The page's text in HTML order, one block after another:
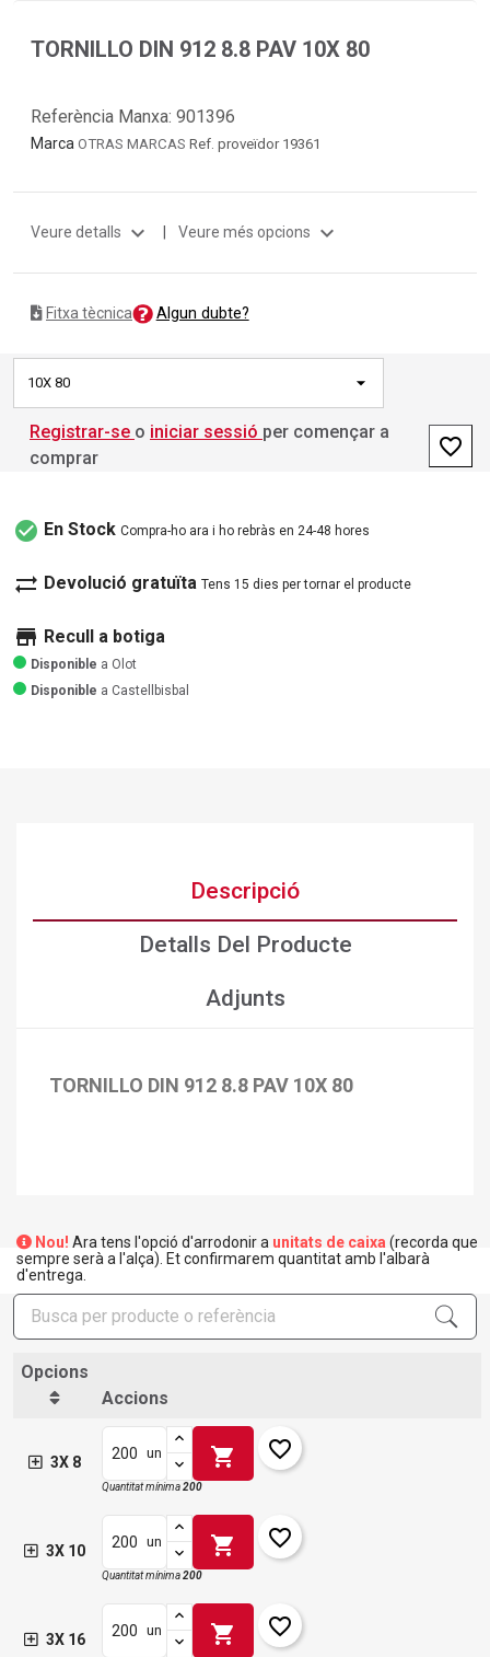
TORNILLO DIN 912 8.8 PAV 10X 80
Referència Manxa: 901396
Marca OTRAS MARCAS Ref. proveïdor 19361
Veure detalls expand_more | Veure més opcions expand_more
Fitxa tècnica Algun dubte?
10X 80
Registrar-se o iniciar sessió per començar a
comprar
favorite_border
check_circle En Stock Compra-ho ara i ho rebràs en 24-48 hores
sync_alt Devolució gratuïta Tens 15 dies per tornar el producte
store Recull a botiga
Disponible a Olot
Disponible a Castellbisbal
Descripció
Detalls Del Producte
Adjunts
TORNILLO DIN 912 8.8 PAV 10X 80
Nou! Ara tens l'opció d'arrodonir a unitats de caixa (recorda que
sempre serà a l'alça). Et confirmarem quantitat amb l'albarà
d'entrega.
Opcions
Accions
3X 8
un shopping_cart favorite_border
Quantitat mínima200
3X 10
un shopping_cart favorite_border
Quantitat mínima200
3X 16
un shopping_cart favorite_border